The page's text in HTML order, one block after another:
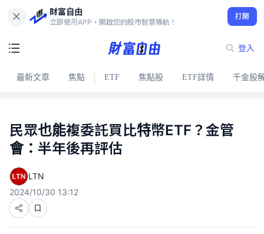
財富自由
立即使用APP，開啟您的股市智慧導航！
打開
登入
最新文章 焦點 ETF 焦點股 ETF詳情 千金股
民眾也能複委託買比特幣ETF？金管
會：半年後再評估
LTN
2024/10/30 13:12